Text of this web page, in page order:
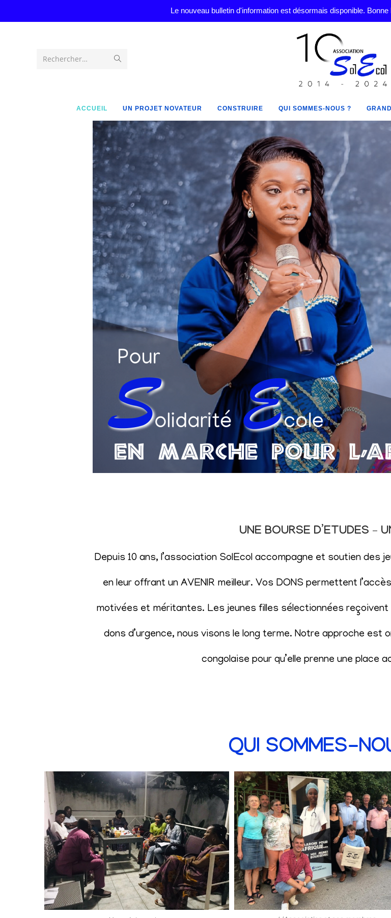
Le nouveau bulletin d'information est désormais disponible. Bonne
Rechercher…
ACCUEIL UN PROJET NOVATEUR CONSTRUIRE QUI SOMMES-NOUS ?
UNE BOURSE D’ETUDES –
Depuis 10 ans, l’association SolEcol accompagne et soutien des
en leur offrant un AVENIR meilleur. Vos DONS permettent
motivées et méritantes. Les jeunes filles sélectionnées
dons d’urgence, nous visons le long terme. Notre approche est
congolaise pour qu’elle prenne une place
QUI SOMMES-